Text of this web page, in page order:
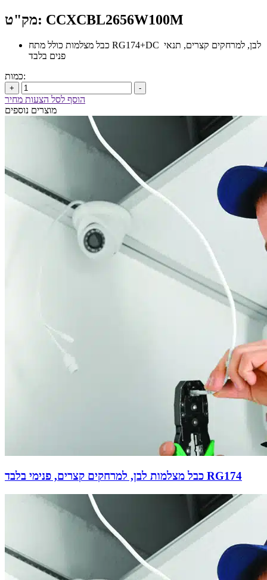
מק"ט: CCXCBL2656W100M
כבל מצלמות כולל מתח RG174+DC לבן, למרחקים קצרים, תנאי
פנים בלבד
כמות:
+ -
הוסף לסל הצעות מחיר
מוצרים נוספים
כבל מצלמות לבן, למרחקים קצרים, פנימי בלבד RG174